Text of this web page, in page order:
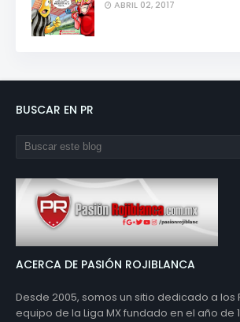
ABRIL 02, 2017
BUSCAR EN PR
ACERCA DE PASIÓN ROJIBLANCA
Desde 2005, somos un sitio dedicado a los
equipo de la Liga MX fundado en el año de